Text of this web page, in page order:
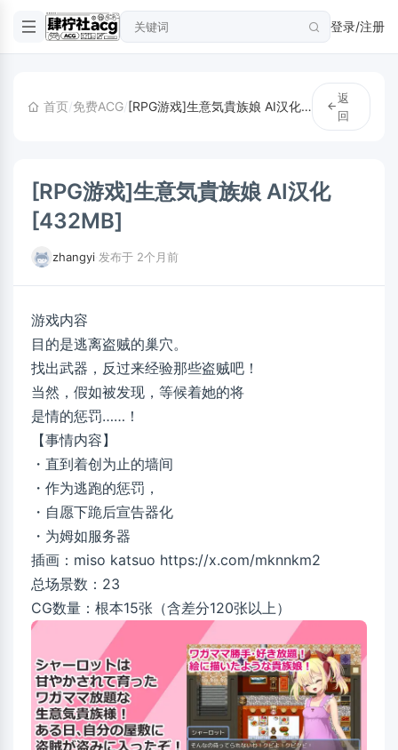
登录/注册
首页/免费ACG/ [RPG游戏]生意気貴族娘 AI汉化 [432MB]
返
回
[RPG游戏]生意気貴族娘 AI汉化
[432MB]
zhangyi 发布于 2个月前
游戏内容
目的是逃离盗贼的巢穴。
找出武器，反过来经验那些盗贼吧！
当然，假如被发现，等候着她的将
是情的惩罚……！
【事情内容】
・直到着创为止的墙间
・作为逃跑的惩罚，
・自愿下跪后宣告器化
・为姆如服务器
插画：miso katsuo https://x.com/mknnkm2
总场景数：23
CG数量：根本15张（含差分120张以上）